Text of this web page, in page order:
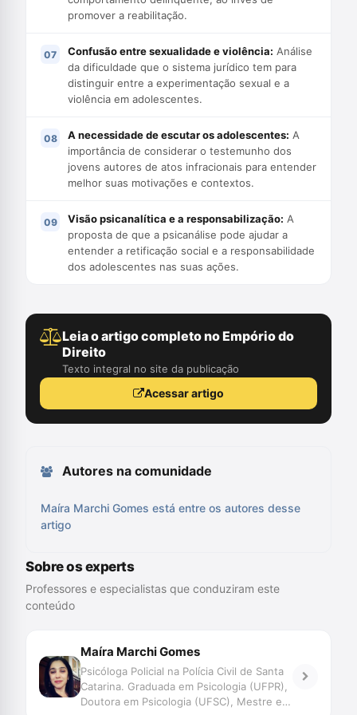
promover a reabilitação.
Confusão entre sexualidade e violência: Análise
da dificuldade que o sistema jurídico tem para
distinguir entre a experimentação sexual e a
violência em adolescentes.
A necessidade de escutar os adolescentes: A
importância de considerar o testemunho dos
jovens autores de atos infracionais para entender
melhor suas motivações e contextos.
Visão psicanalítica e a responsabilização: A
proposta de que a psicanálise pode ajudar a
entender a retificação social e a responsabilidade
dos adolescentes nas suas ações.
Leia o artigo completo no Empório do
Direito
Texto integral no site da publicação
Acessar artigo
Autores na comunidade
Maíra Marchi Gomes está entre os autores desse
artigo
Sobre os experts
Professores e especialistas que conduziram este
conteúdo
Maíra Marchi Gomes
Psicóloga Policial na Polícia Civil de Santa
Catarina. Graduada em Psicologia (UFPR),
Doutora em Psicologia (UFSC), Mestre em